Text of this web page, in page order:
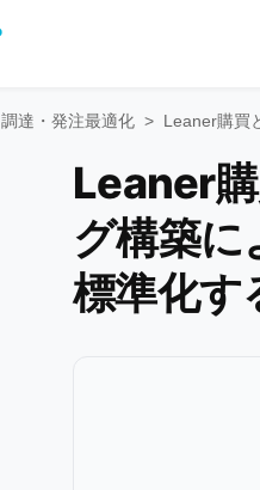
調達・発注最適化 > Leaner購買
Leaner
グ構築に
標準化す